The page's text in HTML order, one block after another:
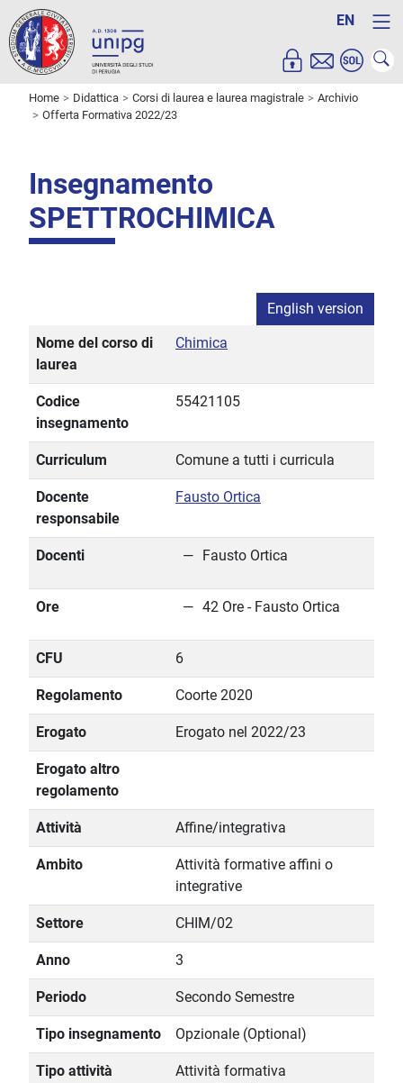
EN
Home Didattica Corsi di laurea e laurea magistrale
Archivio
Offerta Formativa 2022/23
Insegnamento
SPETTROCHIMICA
English version
Nome del corso di
laurea
Chimica
Codice
insegnamento
55421105
Curriculum Comune a tutti i curricula
Docente
responsabile
Fausto Ortica
Docenti Fausto Ortica
Ore 42 Ore - Fausto Ortica
CFU 6
Regolamento Coorte 2020
Erogato Erogato nel 2022/23
Erogato altro
regolamento
Attività Affine/integrativa
Ambito
Attività formative affini o
integrative
Settore CHIM/02
Anno 3
Periodo Secondo Semestre
Tipo insegnamento Opzionale (Optional)
Tipo attività
Attività formativa